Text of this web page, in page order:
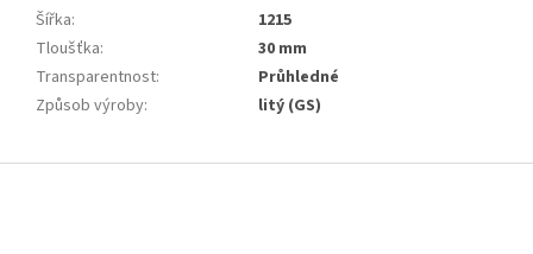
Šířka:
1215
Tloušťka:
30 mm
Transparentnost:
Průhledné
Způsob výroby: litý (GS)